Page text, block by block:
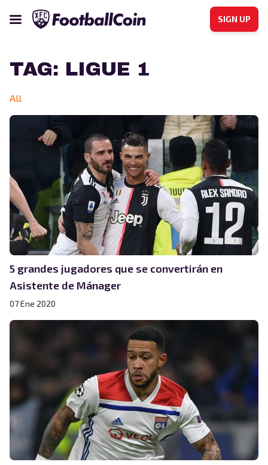
SIGN UP
TAG: LIGUE 1
All
5 grandes jugadores que se convertirán en
Asistente de Mánager
07 Ene 2020